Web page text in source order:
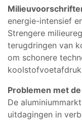
energie-intensief
Strengere
terugdringen van
om schonere
Problemen met
De
uitdagingen in